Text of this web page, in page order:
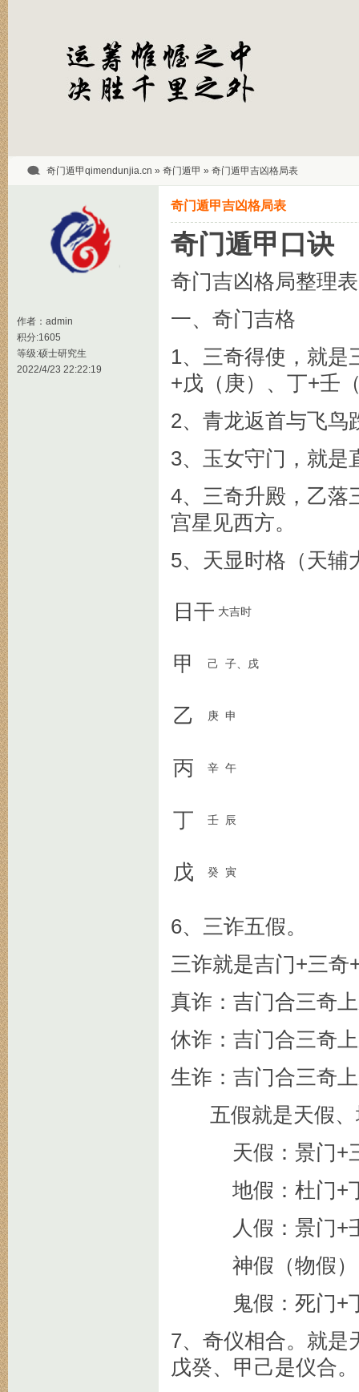
奇门遁甲qimendunjia.cn » 奇门遁甲 » 奇门遁甲吉凶格局表
作者： admin
积分:1605
等级:硕士研究生
2022/4/23 22:22:19
奇门遁甲吉凶格局表
奇门遁甲口诀
奇门吉凶格局整理
一、奇门吉格
1、三奇得使，就是
+戊（庚）、丁+壬
2、青龙返首与飞鸟
3、玉女守门，就是
4、三奇升殿，乙落
宫星见西方。
5、天显时格（天辅
日干 大吉时
甲 己 子、戌
乙 庚 申
丙 辛 午
丁 壬 辰
戊 癸 寅
6、三诈五假。
三诈就是吉门+三奇
真诈：吉门合三奇
休诈：吉门合三奇
生诈：吉门合三奇
五假就是天假、
天假：景门+三
地假：杜门+丁
人假：景门+
神假（物假）：
鬼假：死门+丁
7、奇仪相合。就是
戊癸、甲己是仪合。